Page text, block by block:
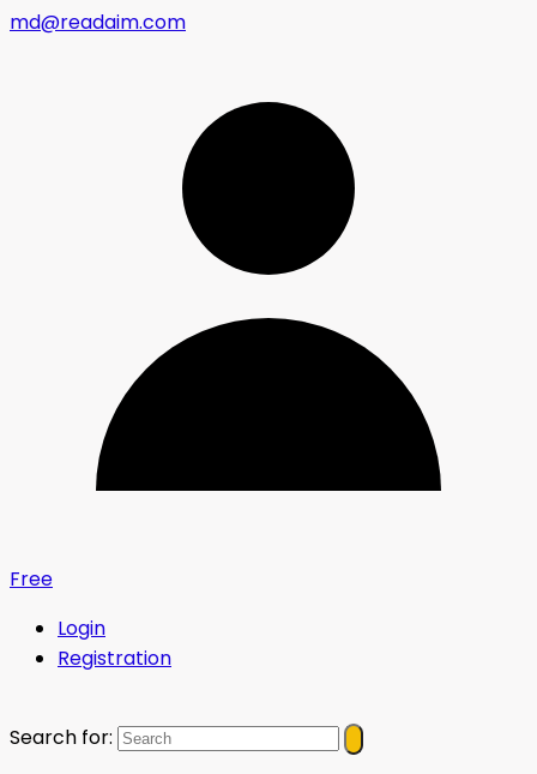
md@readaim.com
Free
Login
Registration
Search for: